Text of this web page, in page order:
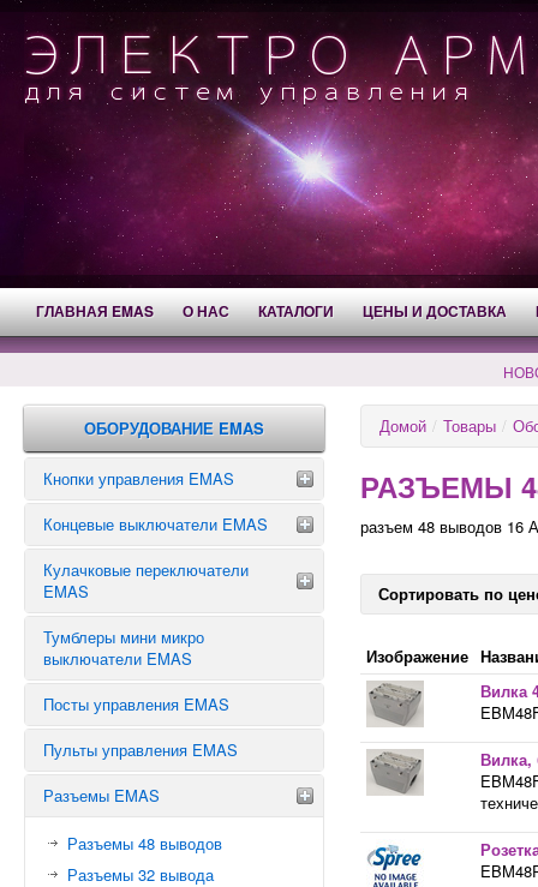
ГЛАВНАЯ EMAS О НАС КАТАЛОГИ ЦЕНЫ И ДОСТАВКА
ОБОРУДОВАНИЕ EMAS
Кнопки управления EMAS
Аварийные кнопки
Сдвоенные кнопки
Джойстики
Кнопки с фиксацией
Переключатели
Тумблеры
Шилдики, таблички, лампочки
Блок контакты светодиодной
подсветки
Кнопки выступающие
Концевые выключатели EMAS
КОНЦЕВИКИ EMAS СЕРИИ L1
КОНЦЕВИКИ EMAS СЕРИИ L2
КОНЦЕВИКИ EMAS СЕРИИ L3
КОНЦЕВИКИ EMAS СЕРИИ L4
КОНЦЕВИКИ EMAS СЕРИИ L5
КОНЦЕВИКИ EMAS СЕРИИ L51
КОНЦЕВИКИ СЕРИИ EMAS L52
КОНЦЕВИКИ EMAS СЕРИИ L6
ЗАПЧАСТИ К КОНЦЕВЫМ
ВЫКЛЮЧАТЕЛЯМ EMAS
Кулачковые переключатели
EMAS
Звезда треугольник
Аварийные переключатели
Переключатель предела
Реверсивные переключатели
Тумблеры мини микро
выключатели EMAS
Посты управления EMAS
Пульты управления EMAS
Разъемы EMAS
Разъемы 48 выводов
Разъемы 32 вывода
Домой / Товары /
РАЗЪЕМЫ
разъем 48 выводов 16 А
Сортировать по
Изображение
Вилка
Вилка,